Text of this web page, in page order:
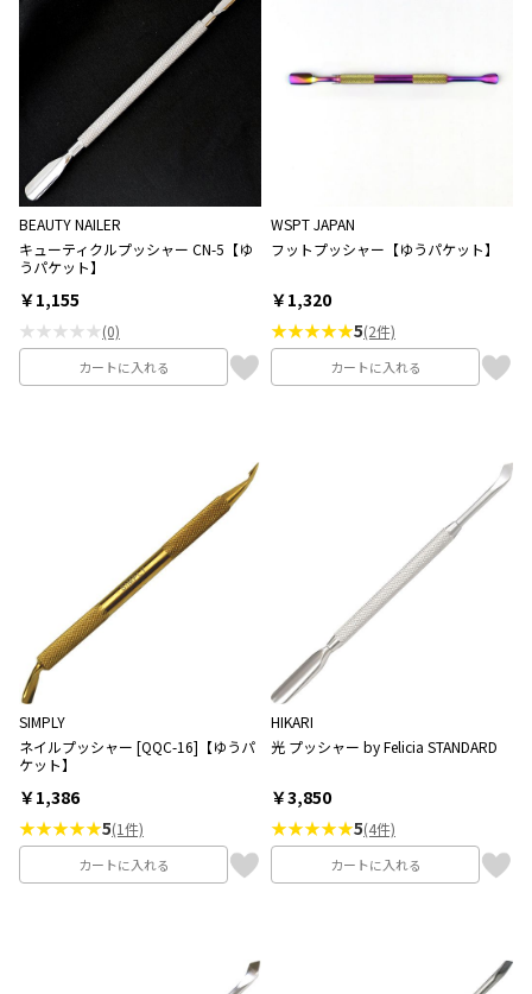
BEAUTY NAILER
キューティクルプッシャー CN-5【ゆ
うパケット】
￥1,155
★★★★★(0)
カートに入れる
WSPT JAPAN
フットプッシャー【ゆうパケット】
￥1,320
★★★★★5(2件)
カートに入れる
SIMPLY
ネイルプッシャー [QQC-16]【ゆうパ
ケット】
￥1,386
★★★★★5(1件)
カートに入れる
HIKARI
光 プッシャー by Felicia STANDARD
￥3,850
★★★★★5(4件)
カートに入れる